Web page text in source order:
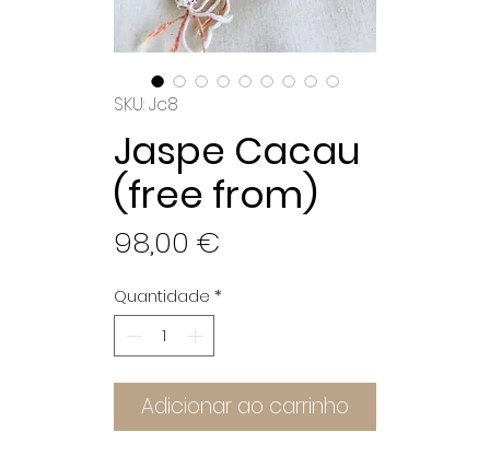
SKU: Jc8
Jaspe Cacau
(free from)
98,00 €
Quantidade *
Adicionar ao carrinho